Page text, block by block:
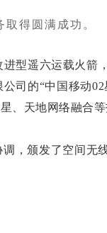
得圆满成功。
型遥六运载火箭
司的“中国移动
、天地网络融合等
，颁发了空间无